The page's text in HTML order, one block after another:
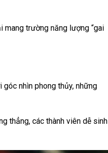
mang trường năng lượng “gai
nhìn phong thủy, những
thẳng, các thành viên dễ sinh